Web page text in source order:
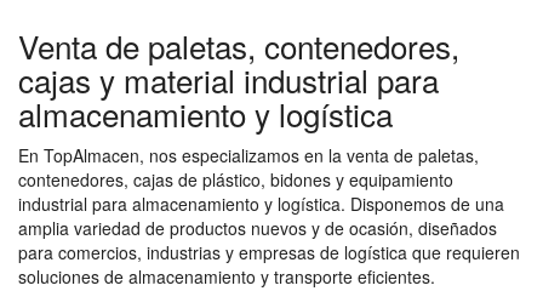
Venta de paletas, contenedores,
cajas y material industrial para
almacenamiento y logística
En TopAlmacen, nos especializamos en la venta de paletas,
contenedores, cajas de plástico, bidones y equipamiento
industrial para almacenamiento y logística. Disponemos de una
amplia variedad de productos nuevos y de ocasión, diseñados
para comercios, industrias y empresas de logística que requieren
soluciones de almacenamiento y transporte eficientes.